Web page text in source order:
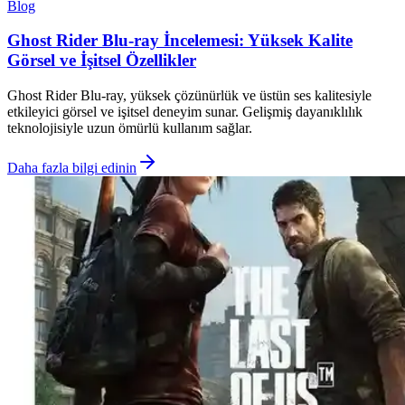
Blog
Ghost Rider Blu-ray İncelemesi: Yüksek Kalite
Görsel ve İşitsel Özellikler
Ghost Rider Blu-ray, yüksek çözünürlük ve üstün ses kalitesiyle
etkileyici görsel ve işitsel deneyim sunar. Gelişmiş dayanıklılık
teknolojisiyle uzun ömürlü kullanım sağlar.
Daha fazla bilgi edinin